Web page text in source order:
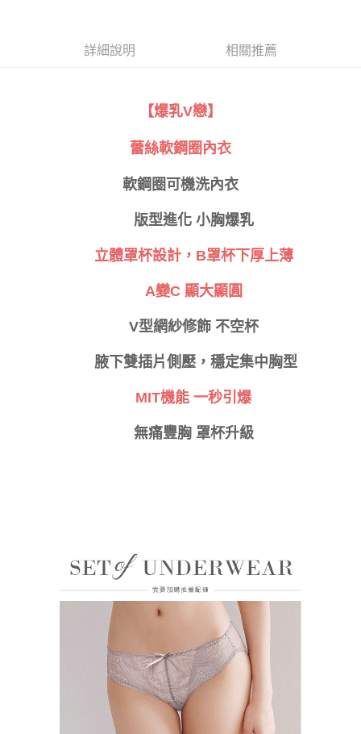
購買商品的店家。未經商家同意取消之訂單仍視為有效，需透過AFTEE先享
https://netprotections.freshdesk.com/support/home
１．透過由恩沛科技股份有限公司提供之「AFTEE先享後付」服務完成之交
權轉讓予恩沛科技股份有限公司。
https://aftee.tw/terms/#terms3
３．未成年的使用者請事先徵得法定代理人或監護人之同意方可使用
時審查核予不同之上限額度；若仍有額度不足之情形，本公司將視審查結果
恩沛科技股份有限公司將有權停止該用戶之使用額度並採取法律行動。
每筆NT$80，滿NT$999(含以上)免運費
每筆NT$80，滿NT$999(含以上)免運費
詳細說明 相關推薦
【爆乳V戀】
蕾絲軟鋼圈內衣
軟鋼圈可機洗內衣
版型進化 小胸爆乳
立體罩杯設計， B罩杯下厚上薄
A變C 顯大顯圓
V型網紗修飾 不空杯
腋下雙插片側壓， 穩定集中胸型
MIT機能 一秒引爆
無痛豐胸 罩杯升級